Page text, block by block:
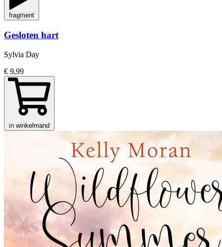
fragment
Gesloten hart
Sylvia Day
€ 9,99
in winkelmand